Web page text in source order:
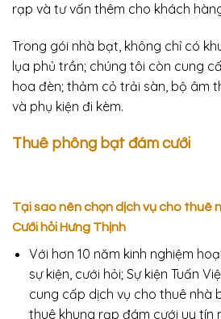
rạp và tư vấn thêm cho khách
Trong gói nhà bạt, không chỉ có
lụa phủ trần; chúng tôi còn cung
hoa đèn; thảm cỏ trải sàn, bộ âm
và phụ kiện đi kèm.
Thuê phông bạt đám cưới
Tại sao nên chọn dịch vụ cho thuê
Cưới hỏi Hưng Thịnh
Với hơn 10 năm kinh nghiệm
sự kiện, cưới hỏi; Sự kiện Tuấn
cung cấp dịch vụ cho thuê nhà
thuê khung rạp đám cưới uy tín